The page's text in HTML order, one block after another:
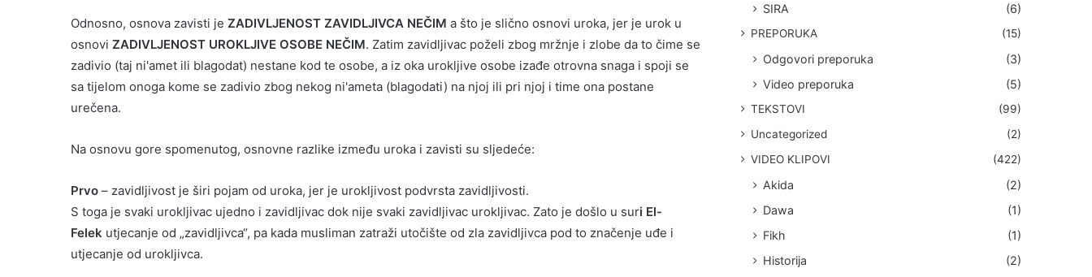
Odnosno, osnova zavisti je ZADIVLJENOST ZAVIDLJIVCA NEČIM a što je slično osnovi uroka, jer je urok u
osnovi ZADIVLJENOST UROKLJIVE OSOBE NEČIM. Zatim zavidljivac poželi zbog mržnje i zlobe da to čime se
zadivio (taj ni'amet ili blagodat) nestane kod te osobe, a iz oka urokljive osobe izađe otrovna snaga i spoji se
sa tijelom onoga kome se zadivio zbog nekog ni'ameta (blagodati) na njoj ili pri njoj i time ona postane
urečena.
Na osnovu gore spomenutog, osnovne razlike između uroka i zavisti su sljedeće:
Prvo – zavidljivost je širi pojam od uroka, jer je urokljivost podvrsta zavidljivosti.
S toga je svaki urokljivac ujedno i zavidljivac dok nije svaki zavidljivac urokljivac. Zato je došlo u suri El-
Felek utjecanje od „zavidljivca“, pa kada musliman zatraži utočište od zla zavidljivca pod to značenje uđe i
utjecanje od urokljivca.
SIRA
(6)
PREPORUKA (15)
Odgovori preporuka
(3)
Video preporuka
(5)
TEKSTOVI
(99)
Uncategorized
(2)
VIDEO KLIPOVI
(422)
Akida
(2)
Dawa
(1)
Fikh
(1)
Historija
(2)